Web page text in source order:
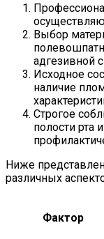
Выбор
адгезивной
Исходное
наличие
Строгое
полости рта
Ниже
различных
Фактор